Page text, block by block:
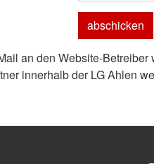
an den Website-
innerhalb der LG Ahlen